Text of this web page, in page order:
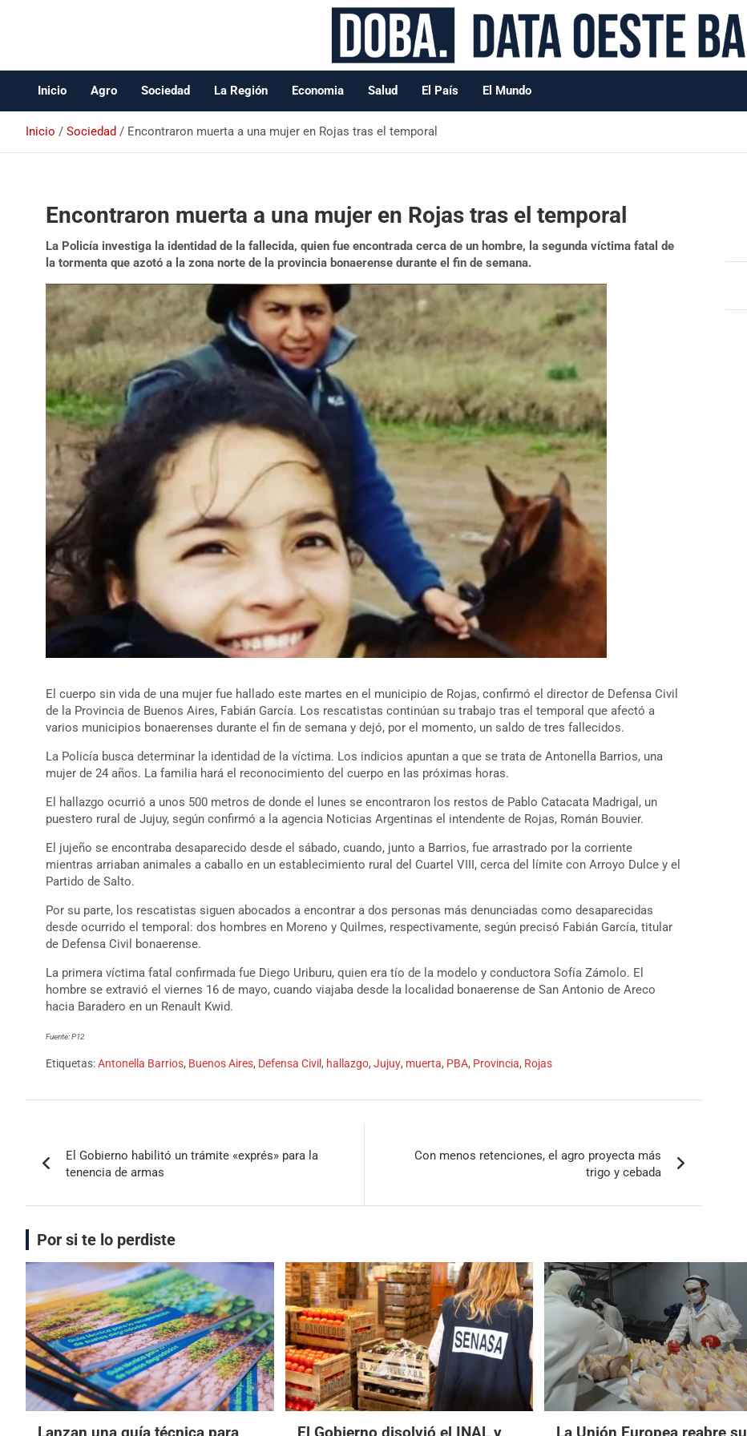
Data Oeste BA
Inicio Agro Sociedad La Región Economia Salud El País El Mundo
Inicio Sociedad Encontraron muerta a una mujer en Rojas tras el temporal
Encontraron muerta a una mujer en Rojas tras el temporal
La Policía investiga la identidad de la fallecida, quien fue encontrada cerca de un hombre, la segunda víctima fatal de
la tormenta que azotó a la zona norte de la provincia bonaerense durante el fin de semana.
El cuerpo sin vida de una mujer fue hallado este martes en el municipio de Rojas, confirmó el director de Defensa Civil
de la Provincia de Buenos Aires, Fabián García. Los rescatistas continúan su trabajo tras el temporal que afectó a
varios municipios bonaerenses durante el fin de semana y dejó, por el momento, un saldo de tres fallecidos.
La Policía busca determinar la identidad de la víctima. Los indicios apuntan a que se trata de Antonella Barrios, una
mujer de 24 años. La familia hará el reconocimiento del cuerpo en las próximas horas.
El hallazgo ocurrió a unos 500 metros de donde el lunes se encontraron los restos de Pablo Catacata Madrigal, un
puestero rural de Jujuy, según confirmó a la agencia Noticias Argentinas el intendente de Rojas, Román Bouvier.
El jujeño se encontraba desaparecido desde el sábado, cuando, junto a Barrios, fue arrastrado por la corriente
mientras arriaban animales a caballo en un establecimiento rural del Cuartel VIII, cerca del límite con Arroyo Dulce y el
Partido de Salto.
Por su parte, los rescatistas siguen abocados a encontrar a dos personas más denunciadas como desaparecidas
desde ocurrido el temporal: dos hombres en Moreno y Quilmes, respectivamente, según precisó Fabián García, titular
de Defensa Civil bonaerense.
La primera víctima fatal confirmada fue Diego Uriburu, quien era tío de la modelo y conductora Sofía Zámolo. El
hombre se extravió el viernes 16 de mayo, cuando viajaba desde la localidad bonaerense de San Antonio de Areco
hacia Baradero en un Renault Kwid.
Fuente: P12
Etiquetas:Antonella Barrios, Buenos Aires, Defensa Civil , hallazgo, Jujuy, muerta, PBA, Provincia, Rojas
El Gobierno habilitó un trámite «exprés» para la
tenencia de armas
Con menos retenciones, el agro proyecta más
trigo y cebada
Por si te lo perdiste
Lanzan una guía técnica para El Gobierno disolvió el INAL y La Unión Europea reabre su